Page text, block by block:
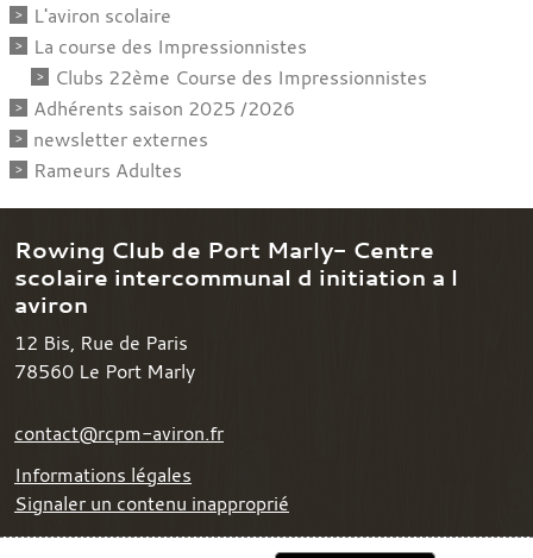
L'aviron scolaire
La course des Impressionnistes
Clubs 22ème Course des Impressionnistes
Adhérents saison 2025 /2026
newsletter externes
Rameurs Adultes
Rowing Club de Port Marly- Centre
scolaire intercommunal d initiation a l
aviron
12 Bis, Rue de Paris
78560 Le Port Marly
contact@rcpm-aviron.fr
Informations légales
Signaler un contenu inapproprié